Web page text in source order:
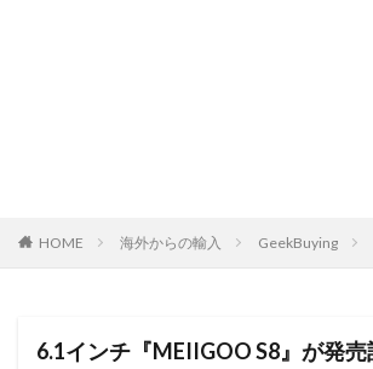
HOME 海外からの輸入 GeekBuying
6.1インチ『MEIIGOO S8』が発